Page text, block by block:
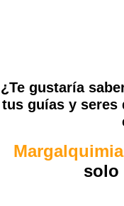
¿Te gustaría
tus guías y seres
Margalquimia
solo